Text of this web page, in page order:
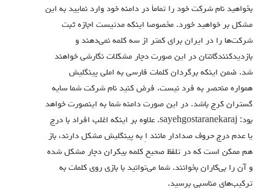
بخواهید نام شرکت خود را تمامأ در دامنه خود وارد نمایید به این
مشکل بر خواهید خورد. مخصوصا اینکه مدتیست اجازه ثبت
شرکت‌ها را در ایران برای کمتر از سه کلمه نمی‌دهند و
بازدیدکنندگانتان در این صورت دچار مشکلات نگارشی خواهند
شد. ضمن اینکه برگردان کلمات فارسی به املی پینگلیش
همواره منحصر به فرد نیست. فرض کنید نام شرکت شما سایه
گستران کرج باشد. در این صورت دامنه شما به اینصورت خواهد
بود: sayehgostaranekaraj. علاوه بر اینکه اغلب افراد با درج
یا عدم درج حروف صدادار مانند اِ به پینگلیش مشکل دارند، باز
هم ممکن است که در تلفظ صحیح کلمه بیکران دچار مشکل شده
و آن را بی‌کاران بخوانند. شما می‌توانید با بازی روی کلمات به
ترکیب‌های مناسبی برسید.